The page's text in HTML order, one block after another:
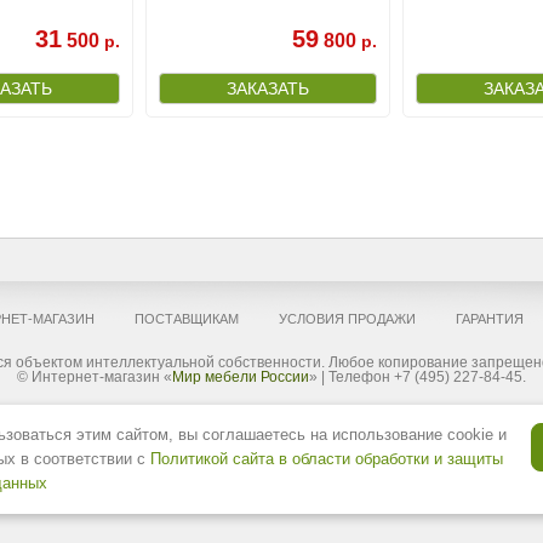
31 500 р. 59 800 р.
МАГАЗИН ПОСТАВЩИКАМ УСЛОВИЯ ПРОДАЖИ ГАРАНТИЯ
объектом интеллектуальной собственности. Любое копирование
© Интернет-магазин « Мир мебели России» | Телефон +7 (495) 227-84-45.
опубликованные на сайте, не являются публичной офертой, определяемой положениями Статьи 437(2) ГК РФ
«Mebelandia.com» вправе частично или полностью изменять комплектацию товара и продукции, условия
цвет мебели, элементы декора и рисунок, могут не соответствовать реальным, в связи с индивидуальными
способа оплаты. «Мир мебели России» не отвечает за качество услуг, оказываемых сторонними организациями
этим сайтом, вы соглашаетесь на использование cookie и
в соответствии с Политикой сайта в области обработки и защиты